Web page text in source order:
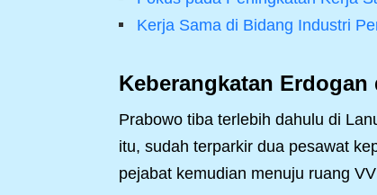
Kerja Sama di Bidang Industri
Keberangkatan
Prabowo tiba terlebih dahulu di
itu, sudah terparkir dua pesawat
pejabat kemudian menuju ruang